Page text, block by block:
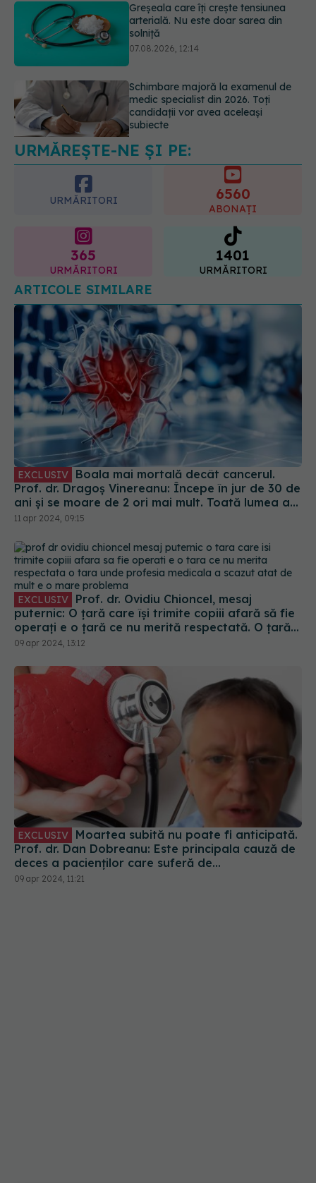
Greșeala care îți crește tensiunea
arterială. Nu este doar sarea din
solniță
07.08.2026, 12:14
Schimbare majoră la examenul de
medic specialist din 2026. Toți
candidații vor avea aceleași
subiecte
URMĂREȘTE-NE ȘI PE:
URMĂRITORI 6560
ABONAȚI
365
URMĂRITORI
1401
URMĂRITORI
ARTICOLE SIMILARE
EXCLUSIV
Prof. dr. Dragoș Vinereanu: Începe în jur de 30 de
ani și se moare de 2 ori mai mult. Toată lumea are
impresia că e boala bătrânilor
11 apr 2024, 09:15
EXCLUSIV
puternic: O țară care își trimite copiii afară să fie
operați e o țară ce nu merită respectată. O țară
unde profesia medicală a scăzut atât de mult e o
09 apr 2024, 13:12
EXCLUSIV
Prof. dr. Dan Dobreanu: Este principala cauză de
deces a pacienților care suferă de
cardiomiopatie. Decesul apare când pacientul e
09 apr 2024, 11:21